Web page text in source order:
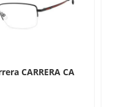
CARRERA CA